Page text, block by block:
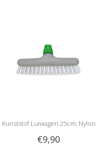
Kunststof Luiwagen 25cm, Nylon
€9,90